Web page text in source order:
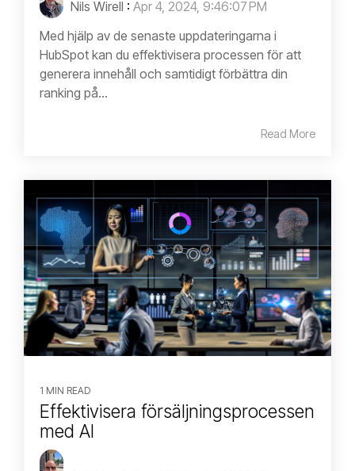
Nils Wirell : Apr 4, 2024, 9:46:07 PM
Med hjälp av de senaste uppdateringarna i
HubSpot kan du effektivisera processen för att
generera innehåll och samtidigt förbättra din
ranking på...
Read More
1 MIN READ
Effektivisera försäljningsprocessen
med AI